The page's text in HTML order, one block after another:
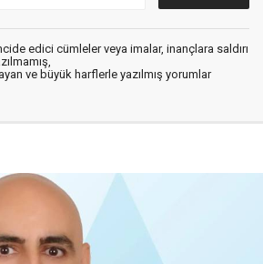
edici cümleler veya imalar, inançlara saldırı
ve büyük harflerle yazılmış yorumlar